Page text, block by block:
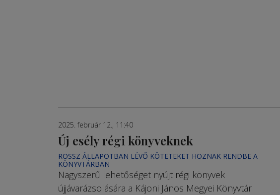
2025. február 12., 11:40
Új esély régi könyveknek
ROSSZ ÁLLAPOTBAN LÉVŐ KÖTETEKET HOZNAK RENDBE A
KÖNYVTÁRBAN
Nagyszerű lehetőséget nyújt régi könyvek
újjávarázsolására a Kájoni János Megyei Könyvtár